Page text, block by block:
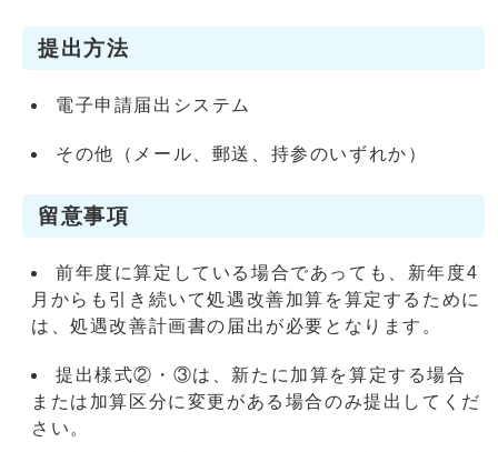
提出方法
電子申請届出システム
その他（メール、郵送、持参のいずれか）
留意事項
前年度に算定している場合であっても、新年度4
月からも引き続いて処遇改善加算を算定するために
は、処遇改善計画書の届出が必要となります。
提出様式②・③は、新たに加算を算定する場合
または加算区分に変更がある場合のみ提出してくだ
さい。